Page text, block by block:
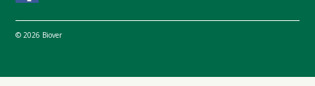
© 2026 Biover